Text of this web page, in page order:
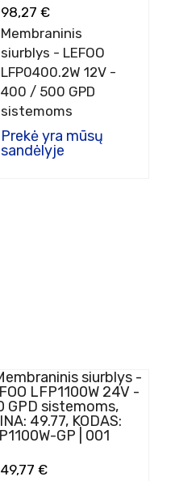
98,27 €
Membraninis
siurblys - LEFOO
LFP0400.2W 12V -
400 / 500 GPD
sistemoms
Prekė yra mūsų
sandėlyje
49,77 €